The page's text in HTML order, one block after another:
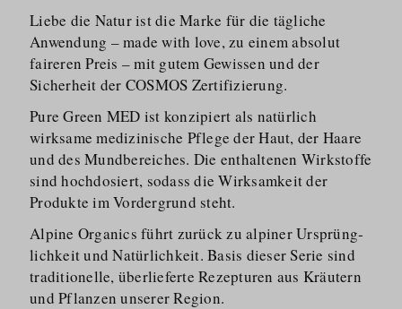
Liebe die Natur ist die Marke für die tägliche
Anwendung – made with love, zu einem absolut
faireren Preis – mit gutem Gewissen und der
Sicherheit der COSMOS Zertifizierung.
Pure Green MED ist konzipiert als natürlich
wirksame medizinische Pflege der Haut, der Haare
und des Mundbereiches. Die enthaltenen Wirkstoffe
sind hochdosiert, sodass die Wirksamkeit der
Produkte im Vordergrund steht.
Alpine Organics führt zurück zu alpiner Ursprüng­
lichkeit und Natürlichkeit. Basis dieser Serie sind
traditionelle, überlieferte Rezepturen aus Kräutern
und Pflanzen unserer Region.